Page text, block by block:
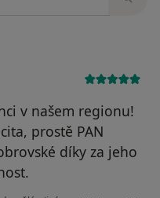
v našem regionu!
prostě PAN
díky za jeho